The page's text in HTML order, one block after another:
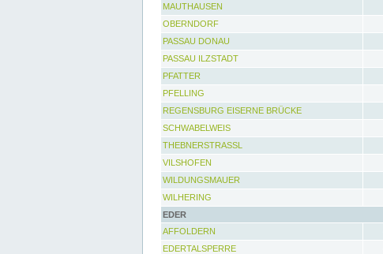
MAUTHAUSEN
OBERNDORF
PASSAU DONAU
PASSAU ILZSTADT
PFATTER
PFELLING
REGENSBURG EISERNE BRÜCKE
SCHWABELWEIS
THEBNERSTRASSL
VILSHOFEN
WILDUNGSMAUER
WILHERING
EDER
AFFOLDERN
EDERTALSPERRE